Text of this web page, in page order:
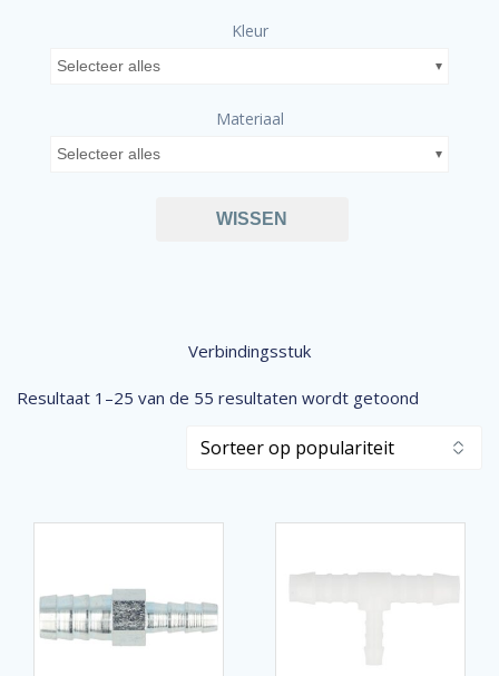
Kleur
Selecteer alles
Materiaal
Selecteer alles
WISSEN
Verbindingsstuk
Resultaat 1–25 van de 55 resultaten wordt getoond